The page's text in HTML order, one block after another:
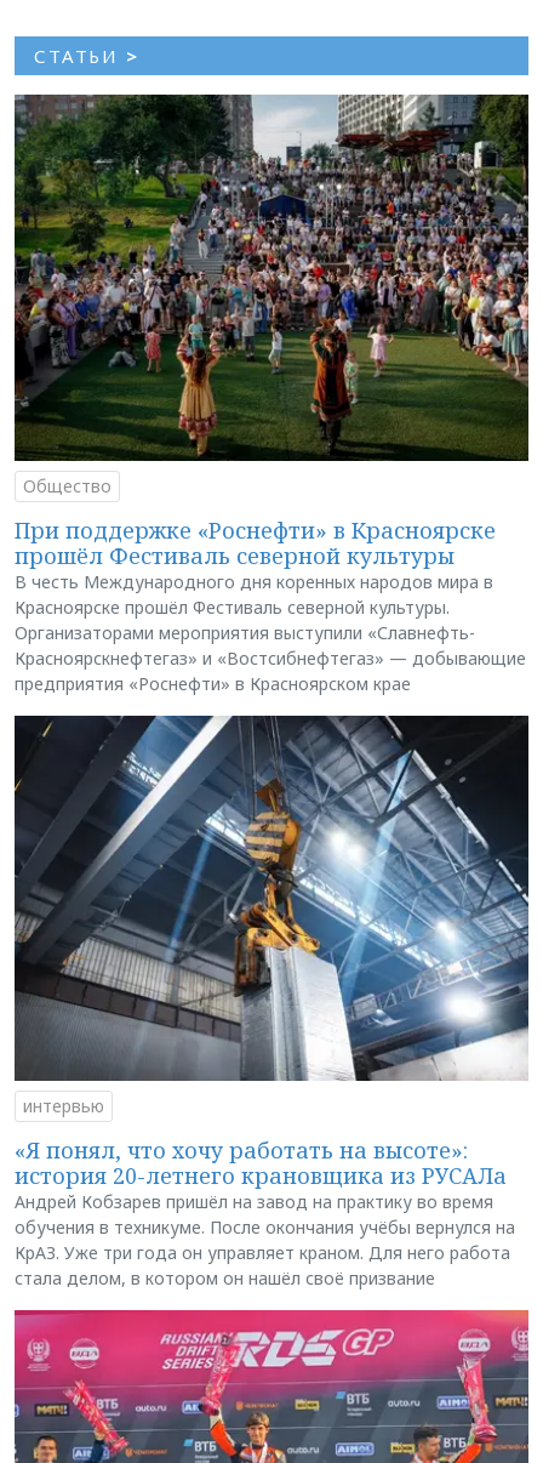
СТАТЬИ >
Общество
При поддержке «Роснефти» в Красноярске
прошёл Фестиваль северной культуры
В честь Международного дня коренных народов мира в
Красноярске прошёл Фестиваль северной культуры.
Организаторами мероприятия выступили «Славнефть-
Красноярскнефтегаз» и «Востсибнефтегаз» — добывающие
предприятия «Роснефти» в Красноярском крае
интервью
«Я понял, что хочу работать на высоте»:
история 20-летнего крановщика из РУСАЛа
Андрей Кобзарев пришёл на завод на практику во время
обучения в техникуме. После окончания учёбы вернулся на
КрАЗ. Уже три года он управляет краном. Для него работа
стала делом, в котором он нашёл своё призвание